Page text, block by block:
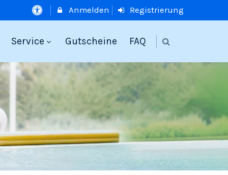
Anmelden Registrierung
Service Gutscheine FAQ